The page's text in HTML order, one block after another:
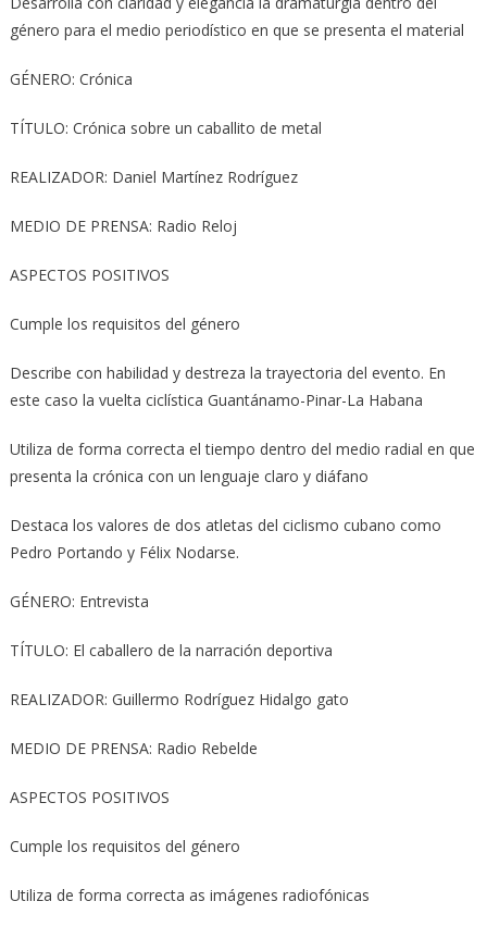
género para el medio periodístico en que se presenta el material
GÉNERO: Crónica
TÍTULO: Crónica sobre un caballito de metal
REALIZADOR: Daniel Martínez Rodríguez
MEDIO DE PRENSA: Radio Reloj
ASPECTOS POSITIVOS
Cumple los requisitos del género
Describe con habilidad y destreza la trayectoria del evento. En
este caso la vuelta ciclística Guantánamo-Pinar-La Habana
Utiliza de forma correcta el tiempo dentro del medio radial en que
presenta la crónica con un lenguaje claro y diáfano
Destaca los valores de dos atletas del ciclismo cubano como
Pedro Portando y Félix Nodarse.
GÉNERO: Entrevista
TÍTULO: El caballero de la narración deportiva
REALIZADOR: Guillermo Rodríguez Hidalgo gato
MEDIO DE PRENSA: Radio Rebelde
ASPECTOS POSITIVOS
Cumple los requisitos del género
Utiliza de forma correcta as imágenes radiofónicas